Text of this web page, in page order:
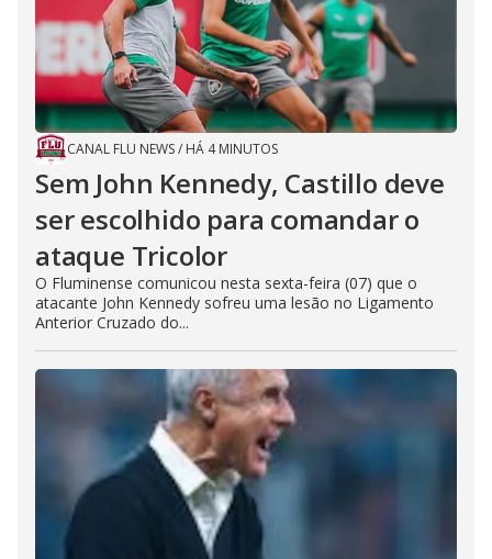
CANAL FLU NEWS/ HÁ 4 MINUTOS
Sem John Kennedy, Castillo deve
ser escolhido para comandar o
ataque Tricolor
O Fluminense comunicou nesta sexta-feira (07) que o
atacante John Kennedy sofreu uma lesão no Ligamento
Anterior Cruzado do...